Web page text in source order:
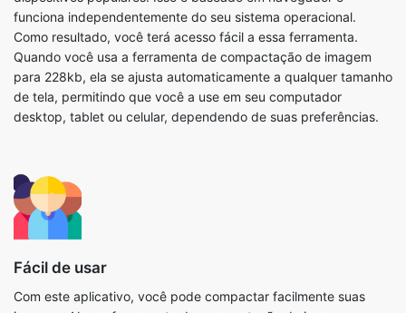
para 228kb, ela se ajusta automaticamente a qualquer tamanho
de tela, permitindo que você a use em seu computador
desktop, tablet ou celular, dependendo de suas preferências.
Fácil de usar
Com este aplicativo, você pode compactar facilmente suas
imagens. Nossa ferramenta de compactação de imagem para
228kb é muito simples de usar; Não é necessário ser um
usar essa ferramenta. Como tudo está em um só lugar, você